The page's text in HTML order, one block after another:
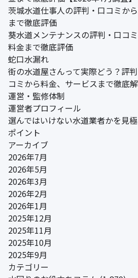
茨城水道仕事人の評判・口コミか
まで徹底評価
葵水道メンテナンスの評判・口コ
料金まで徹底評価
蛇口水漏れ
街の水道屋さんって実際どう？評
コミから料金、サービスまで徹底
運営・監修体制
運営者プロフィール
選んではいけない水道業者かを見
ポイント
アーカイブ
2026年7月
2026年5月
2026年3月
2026年2月
2026年1月
2025年12月
2025年11月
2025年10月
2025年9月
カテゴリー